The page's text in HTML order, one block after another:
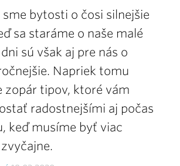
bytosti o čosi silnejšie
sa staráme o naše malé
sú však aj pre nás o
Napriek tomu
zopár tipov, ktoré vám
radostnejšími aj počas
keď musíme byť viac